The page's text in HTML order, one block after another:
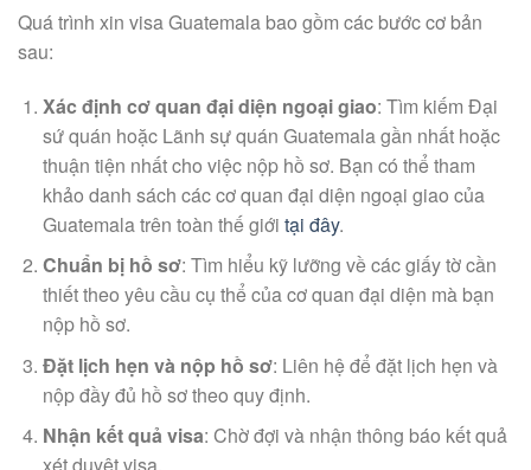
Quá trình xin visa Guatemala bao gồm các bước cơ bản
sau:
Xác định cơ quan đại diện ngoại giao: Tìm kiếm Đại
sứ quán hoặc Lãnh sự quán Guatemala gần nhất hoặc
thuận tiện nhất cho việc nộp hồ sơ. Bạn có thể tham
khảo danh sách các cơ quan đại diện ngoại giao của
Guatemala trên toàn thế giới tại đây.
Chuẩn bị hồ sơ: Tìm hiểu kỹ lưỡng về các giấy tờ cần
thiết theo yêu cầu cụ thể của cơ quan đại diện mà bạn
nộp hồ sơ.
Đặt lịch hẹn và nộp hồ sơ: Liên hệ để đặt lịch hẹn và
nộp đầy đủ hồ sơ theo quy định.
Nhận kết quả visa: Chờ đợi và nhận thông báo kết quả